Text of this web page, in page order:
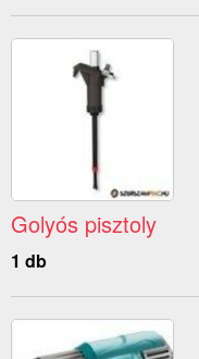
Golyós pisztoly
1 db